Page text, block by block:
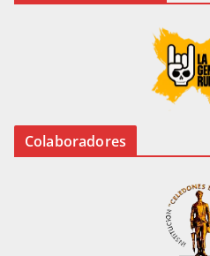
Colaboradores